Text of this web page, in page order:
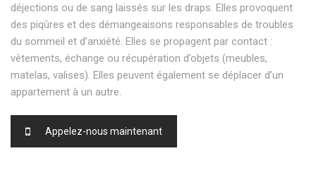
déjections ou de sang laissés sur les draps. Elles provoquent
des piqûres et des démangeaisons responsables de troubles
du sommeil et d’anxiété. Elles se propagent par contact :
vêtements, échange ou récupération d’objets (meubles,
matelas, valises). Elles peuvent également se déplacer d’un
appartement à un autre.
Appelez-nous maintenant